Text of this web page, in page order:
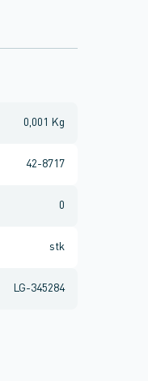
0,001 Kg
42-8717
0
stk
LG-345284